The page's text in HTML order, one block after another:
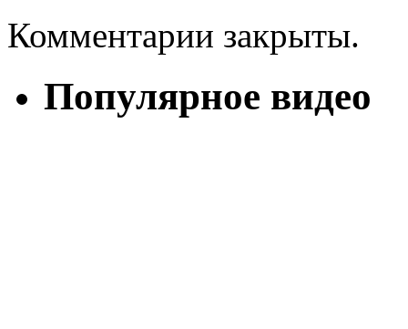
Комментарии закрыты.
Популярное видео